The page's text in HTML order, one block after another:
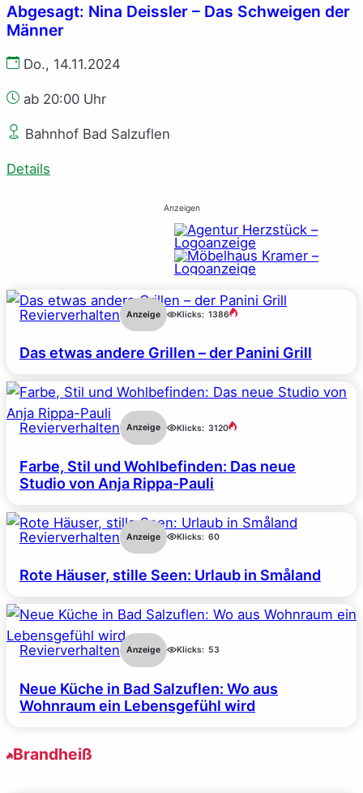
Abgesagt: Nina Deissler – Das Schweigen der
Männer
Do., 14.11.2024
ab 20:00 Uhr
Bahnhof Bad Salzuflen
Details
Anzeigen
Revierverhalten Anzeige Klicks: 1386
Das etwas andere Grillen – der Panini Grill
Revierverhalten Anzeige Klicks: 3120
Farbe, Stil und Wohlbefinden: Das neue
Studio von Anja Rippa-Pauli
Revierverhalten Anzeige Klicks: 60
Rote Häuser, stille Seen: Urlaub in Småland
Revierverhalten Anzeige Klicks: 53
Neue Küche in Bad Salzuflen: Wo aus
Wohnraum ein Lebensgefühl wird
Brandheiß